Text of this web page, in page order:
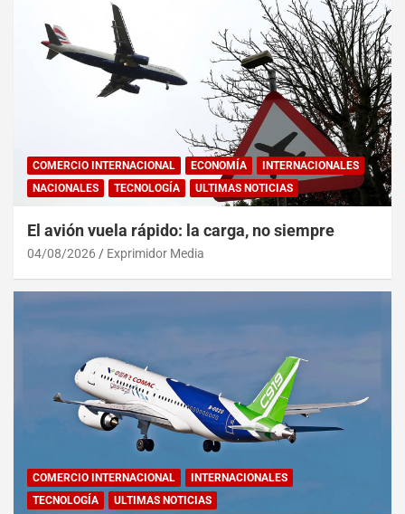
COMERCIO INTERNACIONAL ECONOMÍA
INTERNACIONALES
NACIONALES
TECNOLOGÍA ULTIMAS NOTICIAS
El avión vuela rápido: la carga, no siempre
04/08/2026 Exprimidor Media
COMERCIO INTERNACIONAL
INTERNACIONALES
TECNOLOGÍA
ULTIMAS NOTICIAS